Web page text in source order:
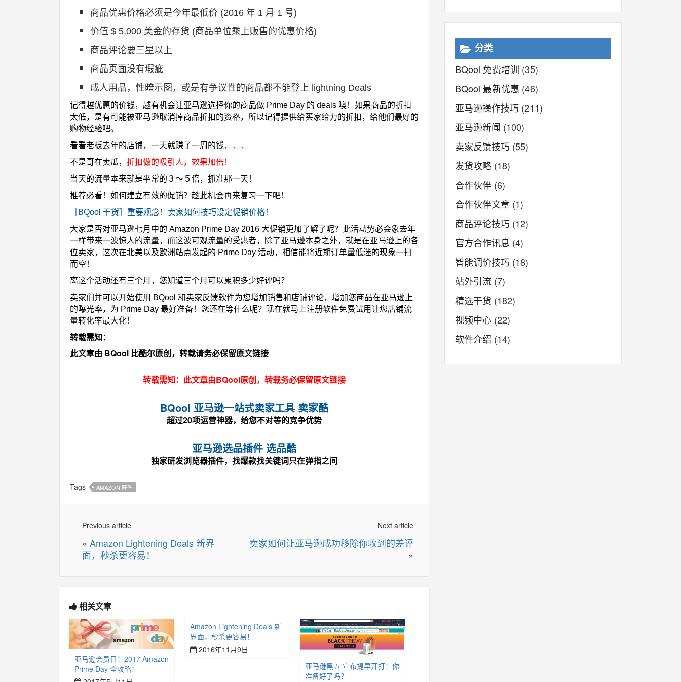
商品优惠价格必须是今年最低价 (2016 年 1 月 1 号)
价值 $ 5,000 美金的存货 (商品单位乘上贩售的优惠价格)
商品评论要三星以上
商品页面没有瑕疵
成人用品，性暗示图，或是有争议性的商品都不能登上 lightning Deals
记得越优惠的价钱，越有机会让亚马逊选择你的商品做 Prime Day 的 deals 噢！如果商品的折扣
太低，是有可能被亚马逊取消掉商品折扣的资格，所以记得提供给买家给力的折扣，给他们最好的
购物经验吧。
看看老板去年的店铺，一天就赚了一周的钱．．．
不是哥在卖瓜， 折扣做的吸引人，效果加倍！
当天的流量本来就是平常的３～５倍，抓准那一天！
推荐必看！如何建立有效的促销？趁此机会再来复习一下吧！
［BQool 干货］重要观念！卖家如何技巧设定促销价格！
大家是否对亚马逊七月中的 Amazon Prime Day 2016 大促销更加了解了呢？此活动势必会象去年
一样带来一波惊人的流量，而这波可观流量的受惠者，除了亚马逊本身之外，就是在亚马逊上的各
位卖家，这次在北美以及欧洲站点发起的 Prime Day 活动，相信能将近期订单量低迷的现象一扫
而空！
离这个活动还有三个月，您知道三个月可以累积多少好评吗？
卖家们并可以开始使用 BQool 和卖家反馈软件为您增加销售和店铺评论，增加您商品在亚马逊上
的曝光率，为 Prime Day 最好准备！您还在等什么呢？现在就马上注册软件免费试用让您店铺流
量转化率最大化！
转载需知：
此文章由 BQool 比酷尔原创，转载请务必保留原文链接
转载需知：此文章由BQool原创，转载务必保留原文链接
BQool 亚马逊一站式卖家工具 卖家酷
超过20项运营神器，给您不对等的竞争优势
亚马逊选品插件 选品酷
独家研发浏览器插件，找爆款找关键词只在弹指之间
Tags AMAZON 旺季
Next article
卖家如何让亚马逊成功移除你收到的差评
»
Previous article
« Amazon Lightening Deals 新界
面，秒杀更容易！
相关文章
亚马逊会员日！2017 Amazon
Prime Day 全攻略！
Amazon Lightening Deals 新
界面，秒杀更容易！
2016年11月9日
亚马逊黑五 宣布提早开打！你
准备好了吗？
分类
BQool 免费培训 (35)
BQool 最新优惠 (46)
亚马逊操作技巧 (211)
亚马逊新闻 (100)
卖家反馈技巧 (55)
发货攻略 (18)
合作伙伴 (6)
合作伙伴文章 (1)
商品评论技巧 (12)
官方合作讯息 (4)
智能调价技巧 (18)
站外引流 (7)
精选干货 (182)
视频中心 (22)
软件介绍 (14)